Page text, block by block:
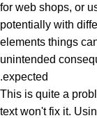
for web shops, or
potentially with
elements things
unintended
expected.
This is quite a
text won't fix it.